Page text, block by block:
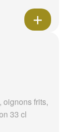
oignons frits,
33 cl